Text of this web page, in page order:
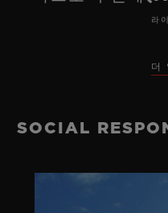
라
더
SOCIAL